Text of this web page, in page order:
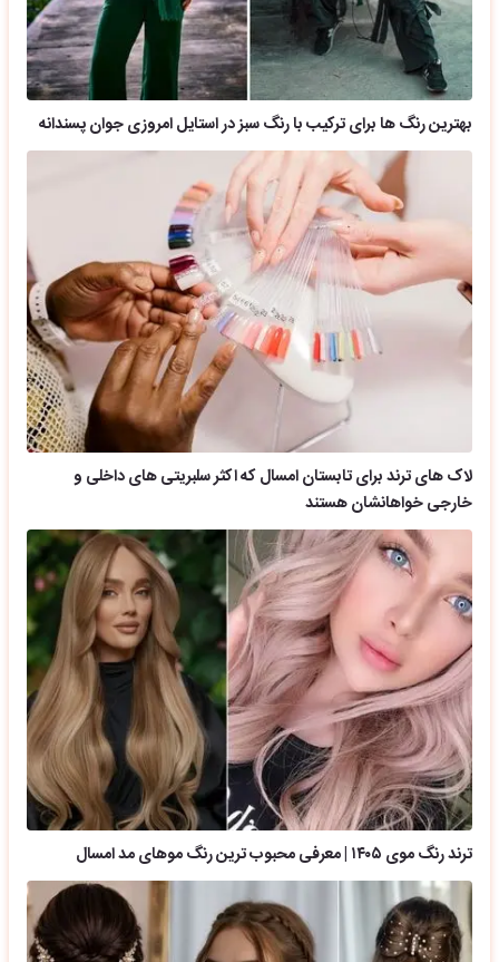
بهترین رنگ ها برای ترکیب با رنگ سبز در استایل امروزی جوان پسندانه
لاک های ترند برای تابستان امسال که اکثر سلبریتی های داخلی و
خارجی خواهانشان هستند
ترند رنگ موی ۱۴۰۵ | معرفی محبوب ترین رنگ موهای مد امسال